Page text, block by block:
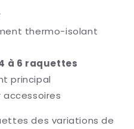
thermo-isolant
à 6 raquettes
principal
des variations de